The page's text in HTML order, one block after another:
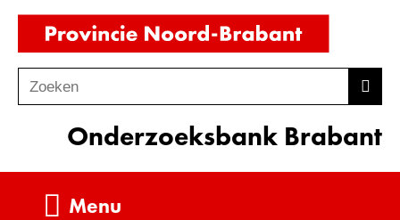
Ga
de
inhoud
o
Zoeken
Onderzoeksbank Brabant
Menu